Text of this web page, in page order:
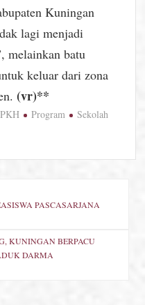
Kuningan
lagi menjadi
melainkan batu
keluar dari zona
(vr)**
PKH Program
Sekolah
PASCASARJANA
KUNINGAN BERPACU
DARMA